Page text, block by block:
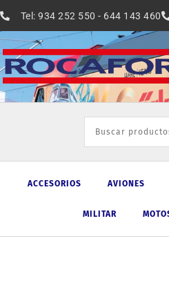
al
contenido
Tel: 934 252 550 - 644 143 460
ACCESORIOS AVIONES
MILITAR